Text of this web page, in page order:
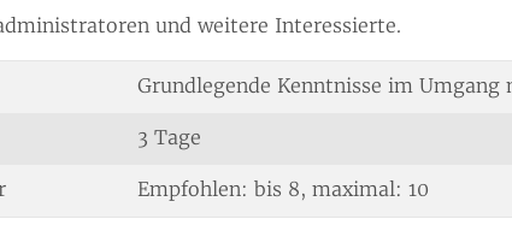
und weitere Interessierte.
Grundlegende Kenntnisse im
3 Tage
Empfohlen: bis 8, maximal: 10